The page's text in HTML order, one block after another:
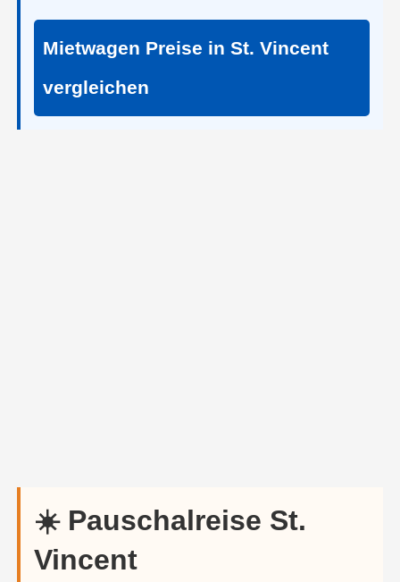
Mietwagen Preise in St. Vincent
vergleichen
☀️ Pauschalreise St.
Vincent